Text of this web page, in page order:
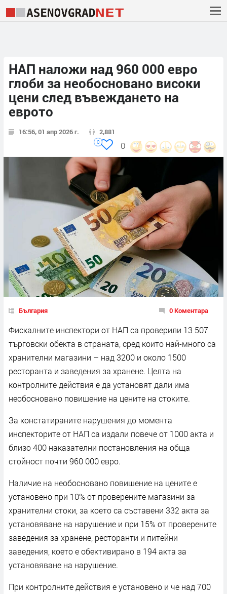
НАП наложи над 960 000 евро
глоби за необосновано високи
цени след въвеждането на
еврото
16:56, 01 апр 2026 г. 2,881
0
0
България 0 Коментара
Фискалните инспектори от НАП са проверили 13 507
търговски обекта в страната, сред които най-много са
хранителни магазини – над 3200 и около 1500
ресторанта и заведения за хранене. Целта на
контролните действия е да установят дали има
необосновано повишение на цените на стоките.
За констатираните нарушения до момента
инспекторите от НАП са издали повече от 1000 акта и
близо 400 наказателни постановления на обща
стойност почти 960 000 евро.
Наличие на необосновано повишение на цените е
установено при 10% от проверените магазини за
хранителни стоки, за което са съставени 332 акта за
установяване на нарушение и при 15% от проверените
заведения за хранене, ресторанти и питейни
заведения, което е обективирано в 194 акта за
установяване на нарушение.
При контролните действия е установено и че над 700